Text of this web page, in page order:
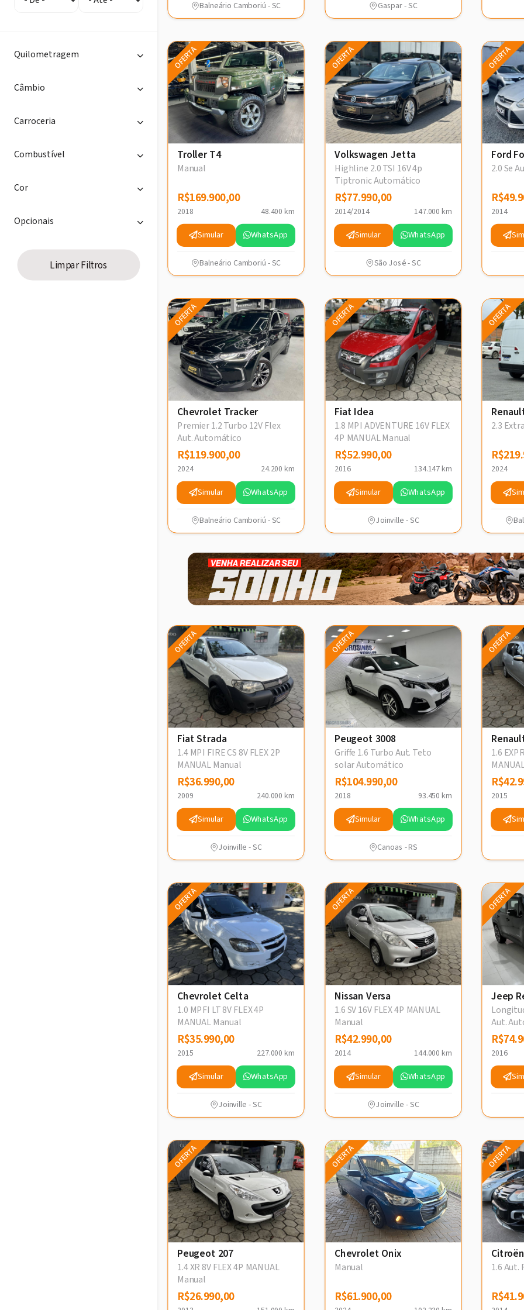
Quilometragem
Câmbio
Carroceria
Combustível
Cor
Opcionais
Limpar Filtros
Balneário Camboriú - SC Gaspar - SC
OFERTA
Troller T4
Manual
R$169.900,00
R$169.900,00
2018 48.400 km
Simular WhatsApp
Balneário Camboriú - SC
OFERTA
Volkswagen Jetta
Highline 2.0 TSI 16V 4p
Tiptronic Automático
R$77.990,00
R$77.990,00
2014/2014 147.000 km
Simular WhatsApp
São José - SC
OFERTA
Ford
2.0 Se
2014
OFERTA
Chevrolet Tracker
Premier 1.2 Turbo 12V Flex
Aut. Automático
R$119.900,00
R$119.900,00
2024 24.200 km
Simular WhatsApp
Balneário Camboriú - SC
OFERTA
Fiat Idea
1.8 MPI ADVENTURE 16V FLEX
4P MANUAL Manual
R$52.990,00
R$52.990,00
2016 134.147 km
Simular WhatsApp
Joinville - SC
OFERTA
2.3
2024
OFERTA
Fiat Strada
1.4 MPI FIRE CS 8V FLEX 2P
MANUAL Manual
R$36.990,00
R$36.990,00
2009 240.000 km
Simular WhatsApp
Joinville - SC
OFERTA
Peugeot 3008
Griffe 1.6 Turbo Aut. Teto
solar Automático
R$104.990,00
R$104.990,00
2018 93.450 km
Simular WhatsApp
Canoas - RS
OFERTA
1.6
2015
OFERTA
Chevrolet Celta
1.0 MPFI LT 8V FLEX 4P
MANUAL Manual
R$35.990,00
R$35.990,00
2015 227.000 km
Simular WhatsApp
Joinville - SC
OFERTA
Nissan Versa
1.6 SV 16V FLEX 4P MANUAL
Manual
R$42.990,00
R$42.990,00
2014 144.000 km
Simular WhatsApp
Joinville - SC
OFERTA
Jeep
Aut.
2016
OFERTA
Peugeot 207
1.4 XR 8V FLEX 4P MANUAL
Manual
R$26.990,00
R$26.990,00
OFERTA
Chevrolet Onix
Manual
R$61.900,00
R$61.900,00
OFERTA
1.6